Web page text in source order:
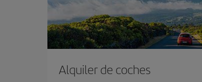
Alquiler de coches